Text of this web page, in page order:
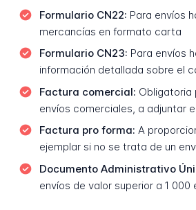
Formulario CN22: Para envíos
mercancías en formato carta
Formulario CN23: Para envíos
información detallada sobre el
Factura comercial: Obligatoria
envíos comerciales, a adjuntar
Factura pro forma: A
ejemplar si no se trata de un
Documento Administrativo
envíos de valor superior a 1 000